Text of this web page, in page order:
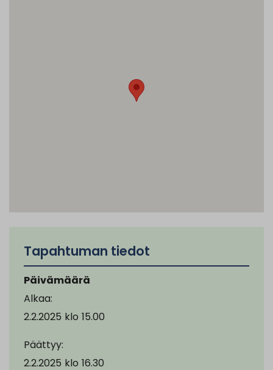
Tapahtuman tiedot
Päivämäärä
Alkaa:
2.2.2025 klo 15.00
Päättyy:
2.2.2025 klo 16.30